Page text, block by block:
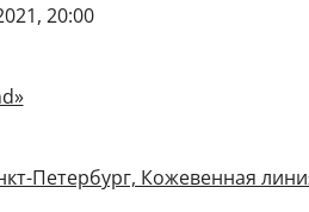
20:00
Петербург, Кожевенная